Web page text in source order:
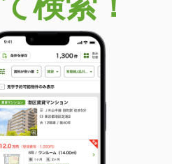
万円
県防府市大字仁井令
万円
県下関市吉見里町２